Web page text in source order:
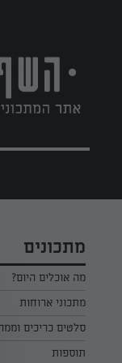
מתכונים
מה אוכלים היום?
מתכוני ארוחות
ארוחת בוקר
ארוחת צהריים
סלטים כריכים
כל הסלטים
תוספות